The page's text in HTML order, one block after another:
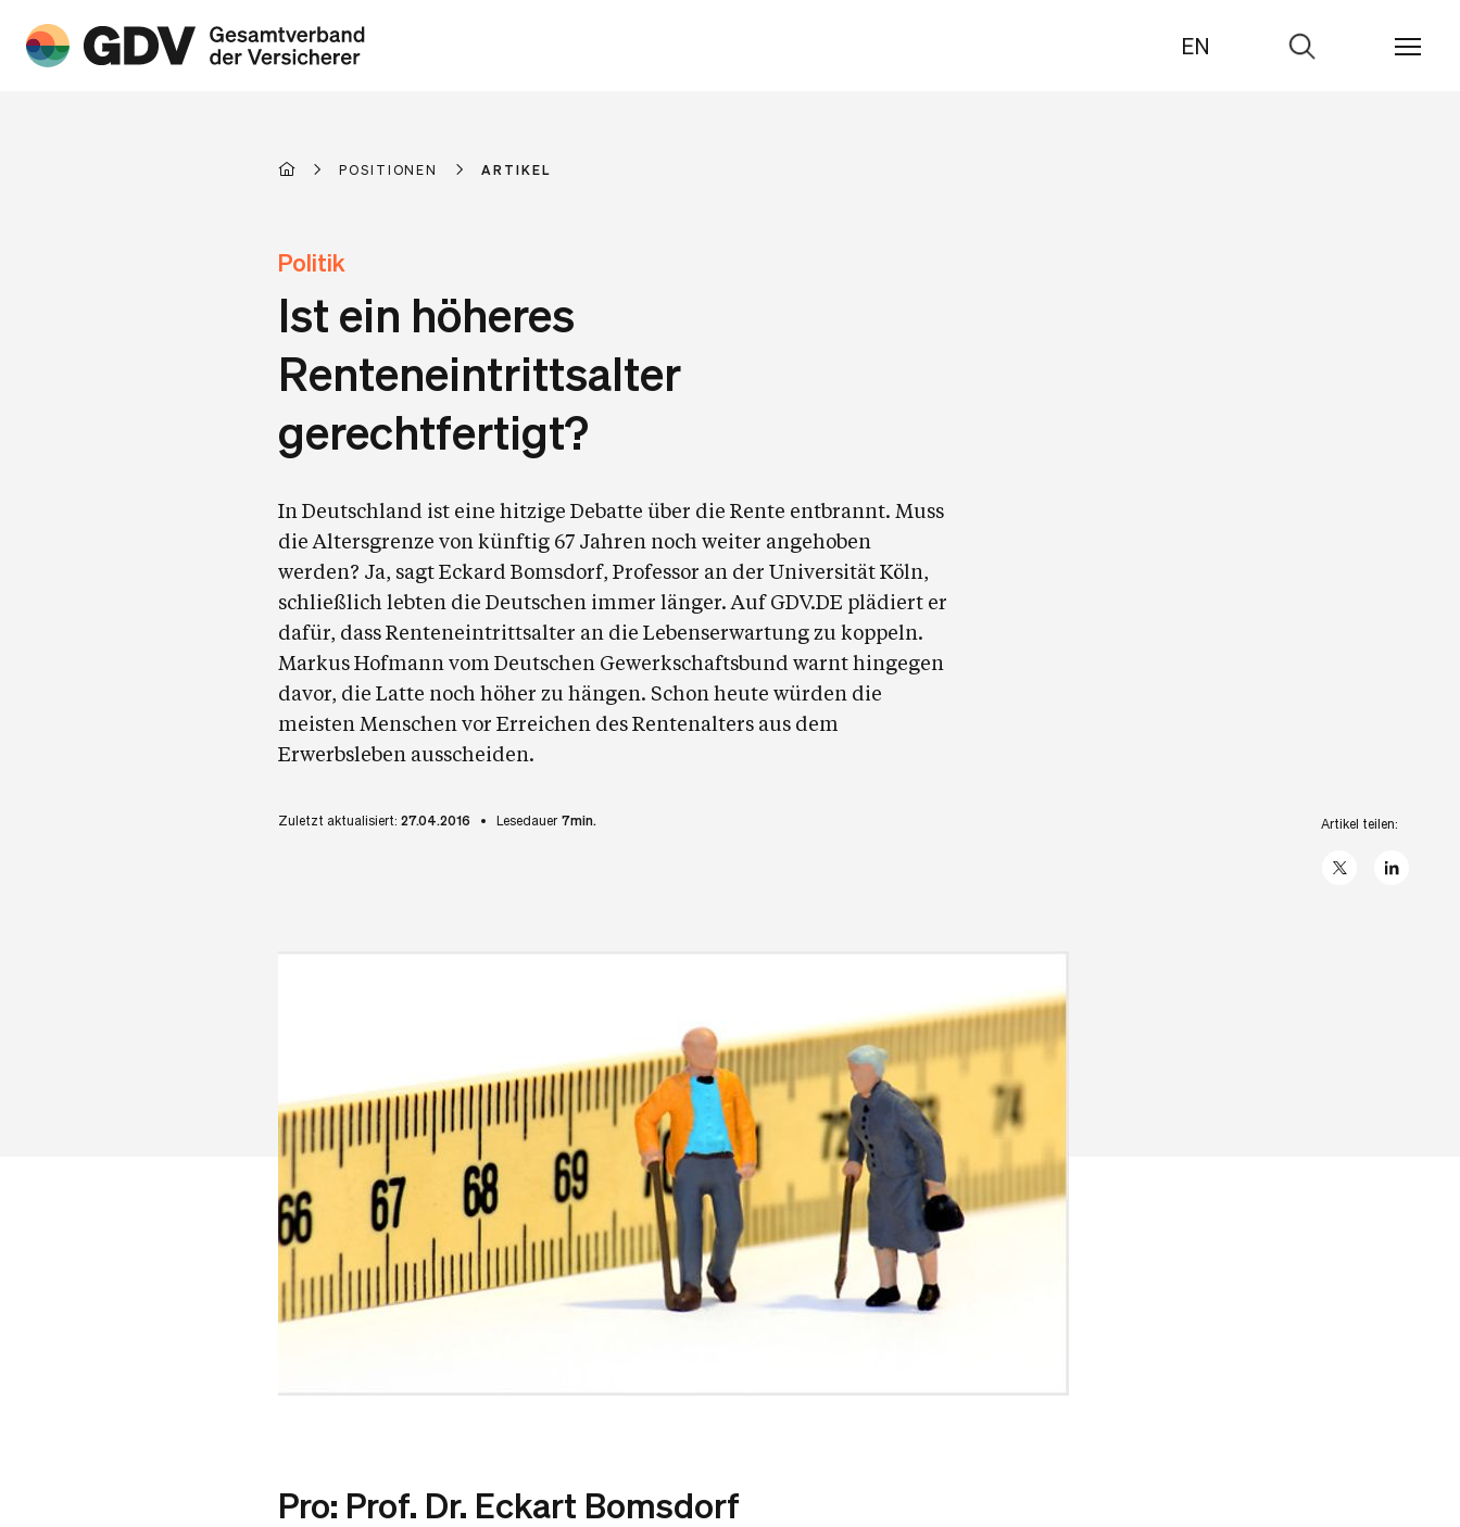
EN
Zur
POSITIONEN ARTIKEL
Politik
Ist ein höheres
Renteneintrittsalter
gerechtfertigt?
In Deutschland ist eine hitzige Debatte über die Rente entbrannt. Muss
die Altersgrenze von künftig 67 Jahren noch weiter angehoben
werden? Ja, sagt Eckard Bomsdorf, Professor an der Universität Köln,
schließlich lebten die Deutschen immer länger. Auf GDV.DE plädiert er
dafür, dass Renteneintrittsalter an die Lebenserwartung zu koppeln.
Markus Hofmann vom Deutschen Gewerkschaftsbund warnt hingegen
davor, die Latte noch höher zu hängen. Schon heute würden die
meisten Menschen vor Erreichen des Rentenalters aus dem
Erwerbsleben ausscheiden.
Zuletzt aktualisiert: 27.04.2016 Lesedauer 7min. Artikel teilen:
X linkedIn
Pro: Prof. Dr. Eckart Bomsdorf